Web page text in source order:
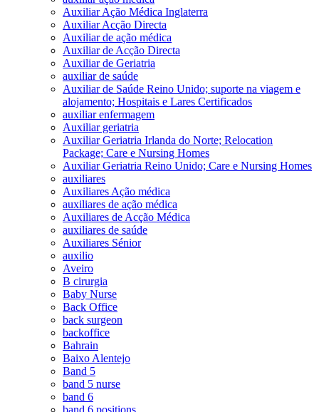
Auxiliar Ação Médica Inglaterra
Auxiliar Acção Directa
Auxiliar de ação médica
Auxiliar de Acção Directa
Auxiliar de Geriatria
auxiliar de saúde
Auxiliar de Saúde Reino Unido; suporte na viagem e
alojamento; Hospitais e Lares Certificados
auxiliar enfermagem
Auxiliar geriatria
Auxiliar Geriatria Irlanda do Norte; Relocation
Package; Care e Nursing Homes
Auxiliar Geriatria Reino Unido; Care e Nursing Homes
auxiliares
Auxiliares Ação médica
auxiliares de ação médica
Auxiliares de Acção Médica
auxiliares de saúde
Auxiliares Sénior
auxilio
Aveiro
B cirurgia
Baby Nurse
Back Office
back surgeon
backoffice
Bahrain
Baixo Alentejo
Band 5
band 5 nurse
band 6
band 6 positions